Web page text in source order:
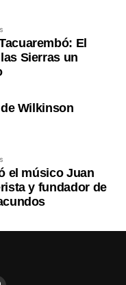
El
Sierras un
Wilkinson
el músico Juan
y fundador de